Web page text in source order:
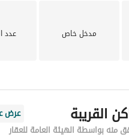
مدخل خاص عدد
القريبة
عرض
منه بواسطة الهيئة العامة للعقار